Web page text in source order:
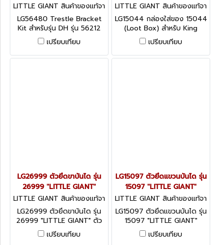
LITTLE GIANT สินค้าของแท้จา
กโรงงานผู้ผลิต LG56480
LG56480 Trestle Bracket
Kit สำหรับรุ่น DH รุ่น 56212
(56480) "LITTLE GIANT"
เปรียบเทียบ
LITTLE GIANT สินค้าของแท้จา
กโรงงานผู้ผลิต LG15044
LG15044 กล่องใส่ของ 15044
(Loot Box) สำหรับ King
kombo
เปรียบเทียบ
LG26999 ตัวยึดขาบันได รุ่น
26999 "LITTLE GIANT"
LITTLE GIANT สินค้าของแท้จา
กโรงงานผู้ผลิต LG26999
LG26999 ตัวยึดขาบันได รุ่น
26999 "LITTLE GIANT" ตัว
ยึดขาขาบันได ใช้สำหรับบันได
รุ่น LEVELER และ Velocity
เปรียบเทียบ
LG15097 ตัวยึดแขวนบันได รุ่น
15097 "LITTLE GIANT"
LITTLE GIANT สินค้าของแท้จา
กโรงงานผู้ผลิต LG15097
LG15097 ตัวยึดแขวนบันได รุ่น
15097 "LITTLE GIANT"
เปรียบเทียบ